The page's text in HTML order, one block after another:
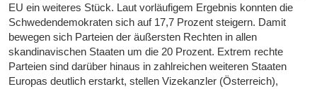
EU ein weiteres Stück. Laut vorläufigem Ergebnis konnten die
Schwedendemokraten sich auf 17,7 Prozent steigern. Damit
bewegen sich Parteien der äußersten Rechten in allen
skandinavischen Staaten um die 20 Prozent. Extrem rechte
Parteien sind darüber hinaus in zahlreichen weiteren Staaten
Europas deutlich erstarkt, stellen Vizekanzler (Österreich),